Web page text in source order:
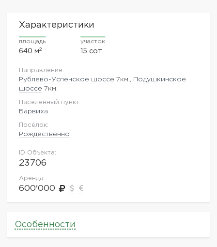
Характеристики
площадь
640 м2
участок
15 сот.
Направление:
Рублево-Успенское шоссе 7км.,
Подушкинское
шоссе 7км.
Населённый пункт:
Барвиха
Посёлок:
Рождественно
ID Объекта:
23706
Аренда:
600'000
Особенности